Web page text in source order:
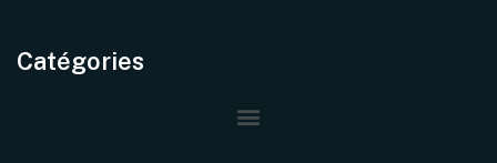
Catégories